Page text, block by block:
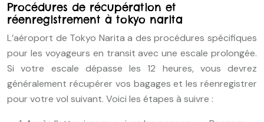
Procédures de récupération et
réenregistrement à tokyo narita
L’aéroport de Tokyo Narita a des procédures spécifiques
pour les voyageurs en transit avec une escale prolongée.
Si votre escale dépasse les 12 heures, vous devrez
généralement récupérer vos bagages et les réenregistrer
pour votre vol suivant. Voici les étapes à suivre :